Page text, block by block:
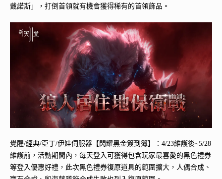
戴諾斯」，打倒首領就有機會獲得稀有的首領飾品。
覺醒/經典/亞丁/伊娃伺服器【閃耀黑金簽到簿】：4/23維護後~5/28
維護前，活動期間內，每天登入可獲得包含玩家最喜愛的黑色禮券
等登入優惠好禮，此次黑色禮券復原道具的範圍擴大，人偶合成、